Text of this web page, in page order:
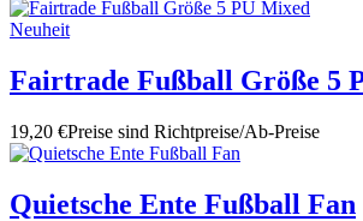
Neuheit
Fairtrade Fußball Größe 5
19,20 €Preise sind Richtpreise/Ab-Preise
Quietsche Ente Fußball Fan